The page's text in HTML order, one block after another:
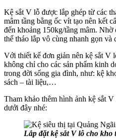
Kệ sắt V lỗ được lắp ghép từ các
mâm tầng bằng ốc vít tạo nên kết
đến khoảng 150kg/tầng mâm.
thể tháo lắp vô cùng nhanh gọn và
Với thiết kế đơn giản nên kệ sắt V
không chỉ cho các sản phẩm kinh
trong đời sống gia đình, như: kệ
sách – tài liệu,…
Tham khảo thêm hình ảnh kệ sắt
dưới đây nhé:
Lắp đặt kệ sắt V lỗ cho kho